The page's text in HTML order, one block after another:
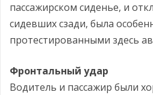
пассажирском сиденье, и
сидевших сзади, была
протестированными здесь
Фронтальный удар
Водитель и пассажир были